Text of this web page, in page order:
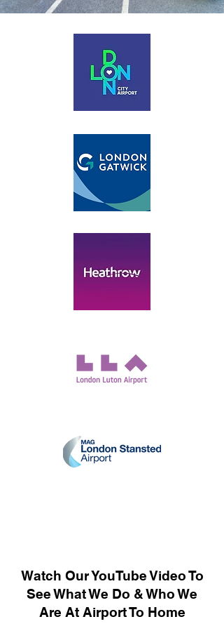
Watch Our YouTube Video To
See What We Do & Who We
Are At Airport To Home